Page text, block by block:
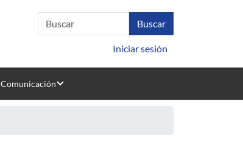
Iniciar sesión
Comunicación